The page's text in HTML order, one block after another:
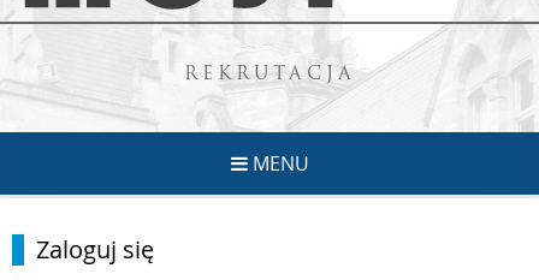
REKRUTACJA
MENU
Zaloguj się